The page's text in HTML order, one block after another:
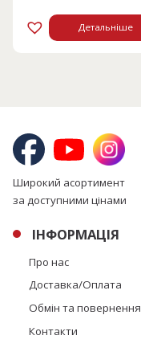
Детальніше
Широкий асортимент
за доступними цінами
ІНФОРМАЦІЯ
Про нас
Доставка/Оплата
Обмін та повернення
Контакти